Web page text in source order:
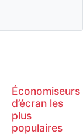
Économiseurs
d’écran les
plus
populaires